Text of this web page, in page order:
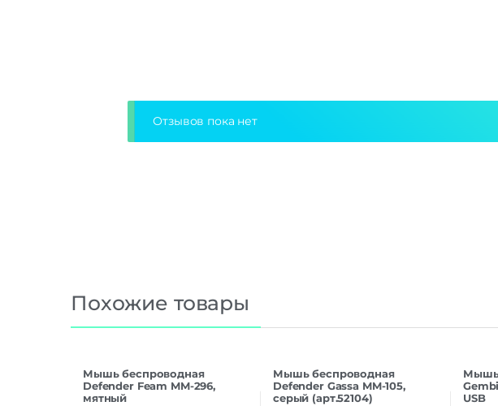
Отзывов пока нет
Похожие товары
Мышь беспроводная
Defender Feam MM-296,
мятный
Мышь беспроводная
Defender Gassa MM-105,
серый (арт.52104)
Мышь
USB